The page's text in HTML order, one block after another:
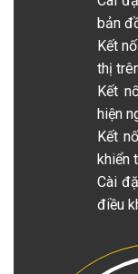
bản
Kết
thị
Kết
hiện
Kết
khiển
Cài
điều